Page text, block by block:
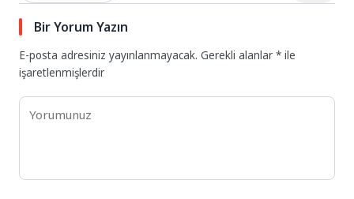
Bir Yorum Yazın
E-posta adresiniz yayınlanmayacak. Gerekli alanlar* ile
işaretlenmişlerdir